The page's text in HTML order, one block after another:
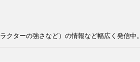
ターの強さなど）の情報など幅広く発信中。